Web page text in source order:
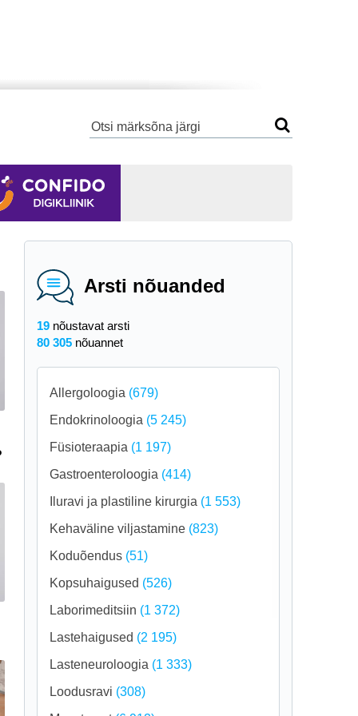
Arsti nõuanded
19 nõustavat arsti
80 305 nõuannet
Allergoloogia (679)
Endokrinoloogia (5 245)
Füsioteraapia (1 197)
Gastroenteroloogia (414)
Iluravi ja plastiline kirurgia (1 553)
Kehaväline viljastamine (823)
Koduõendus (51)
Kopsuhaigused (526)
Laborimeditsiin (1 372)
Lastehaigused (2 195)
Lasteneuroloogia (1 333)
Loodusravi (308)